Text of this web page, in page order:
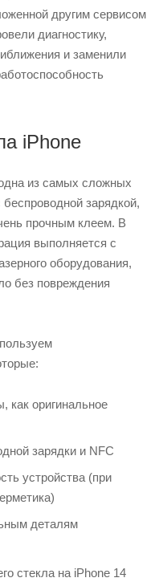
другим сервисом
диагностику,
и заменили
iPhone
из самых сложных
зарядкой,
прочным клеем. В
выполняется с
оборудования,
без повреждения
как оригинальное
зарядки и NFC
устройства (при
деталям
стекла на iPhone 14